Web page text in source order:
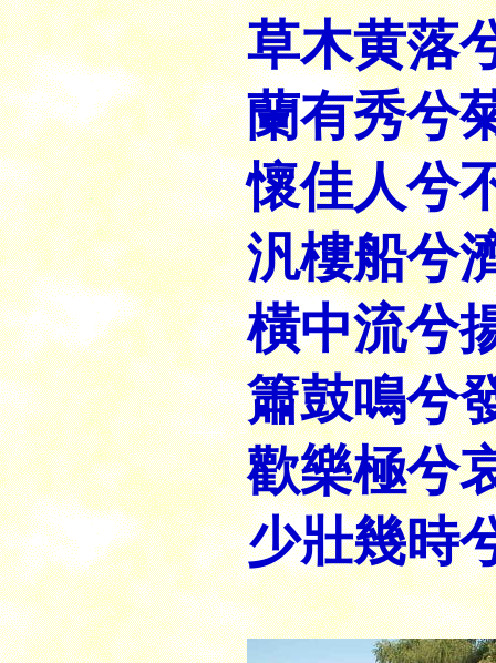
草木黄落
蘭有秀兮
懷佳人兮
汎樓船兮
橫中流兮
簫鼓鳴兮
歡樂極兮
少壯幾時